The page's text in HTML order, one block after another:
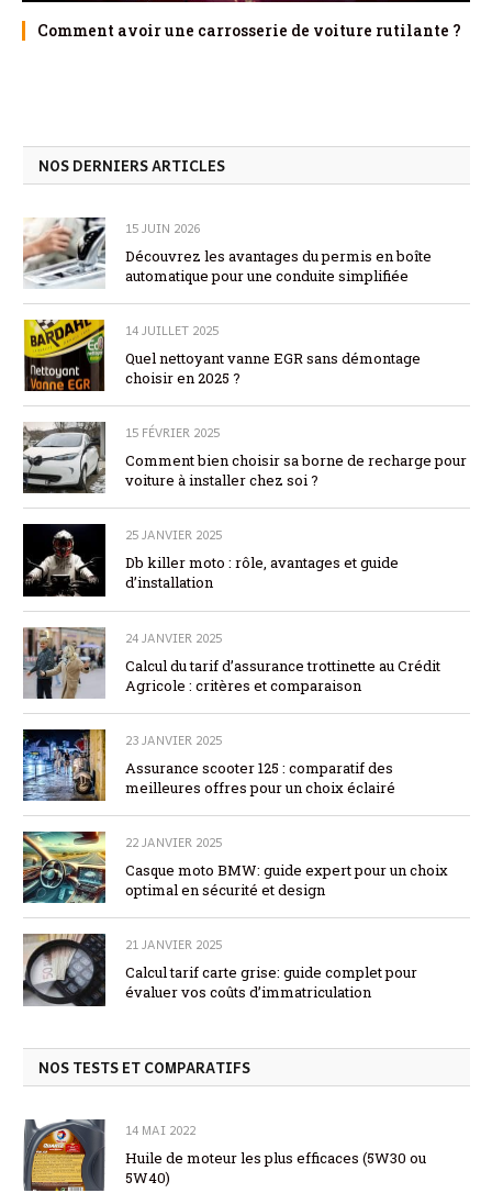
Comment avoir une carrosserie de voiture rutilante ?
NOS DERNIERS ARTICLES
15 JUIN 2026
Découvrez les avantages du permis en boîte
automatique pour une conduite simplifiée
14 JUILLET 2025
Quel nettoyant vanne EGR sans démontage
choisir en 2025 ?
15 FÉVRIER 2025
Comment bien choisir sa borne de recharge pour
voiture à installer chez soi ?
25 JANVIER 2025
Db killer moto : rôle, avantages et guide
d’installation
24 JANVIER 2025
Calcul du tarif d’assurance trottinette au Crédit
Agricole : critères et comparaison
23 JANVIER 2025
Assurance scooter 125 : comparatif des
meilleures offres pour un choix éclairé
22 JANVIER 2025
Casque moto BMW: guide expert pour un choix
optimal en sécurité et design
21 JANVIER 2025
Calcul tarif carte grise: guide complet pour
évaluer vos coûts d’immatriculation
NOS TESTS ET COMPARATIFS
14 MAI 2022
Huile de moteur les plus efficaces (5W30 ou
5W40)